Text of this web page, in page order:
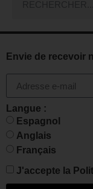
Envie de recevoir
Langue :
Espagnol
Anglais
Français
J'accepte la